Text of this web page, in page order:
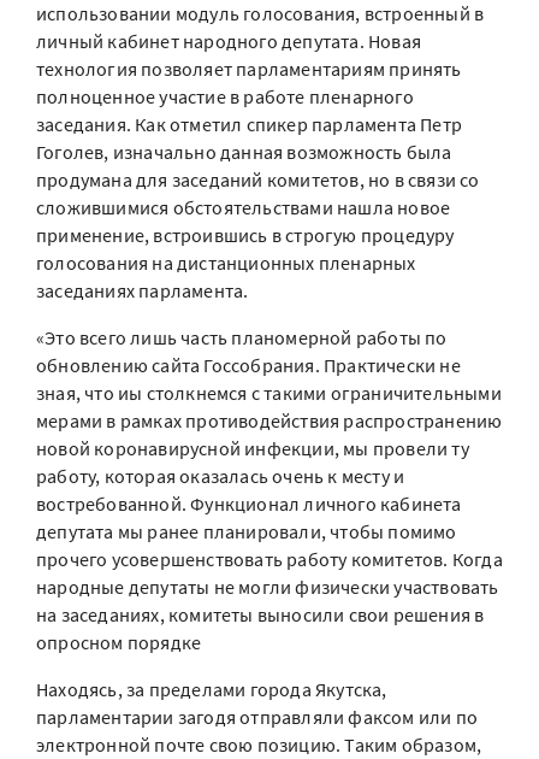
использовании модуль голосования, встроенный в
личный кабинет народного депутата. Новая
технология позволяет парламентариям принять
полноценное участие в работе пленарного
заседания. Как отметил спикер парламента Петр
Гоголев, изначально данная возможность была
продумана для заседаний комитетов, но в связи со
сложившимися обстоятельствами нашла новое
применение, встроившись в строгую процедуру
голосования на дистанционных пленарных
заседаниях парламента.
«Это всего лишь часть планомерной работы по
обновлению сайта Госсобрания. Практически не
зная, что иы столкнемся с такими ограничительными
мерами в рамках противодействия распространению
новой коронавирусной инфекции, мы провели ту
работу, которая оказалась очень к месту и
востребованной. Функционал личного кабинета
депутата мы ранее планировали, чтобы помимо
прочего усовершенствовать работу комитетов. Когда
народные депутаты не могли физически участвовать
на заседаниях, комитеты выносили свои решения в
опросном порядке
Находясь, за пределами города Якутска,
парламентарии загодя отправляли факсом или по
электронной почте свою позицию. Таким образом,